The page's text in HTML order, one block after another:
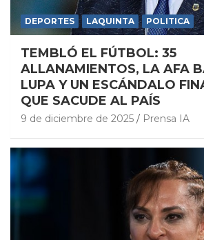
DEPORTES LAQUINTA POLITICA
TEMBLÓ EL FÚTBOL: 35
ALLANAMIENTOS, LA AFA
LUPA Y UN ESCÁNDALO
QUE SACUDE AL PAÍS
9 de diciembre de 2025 Prensa IA